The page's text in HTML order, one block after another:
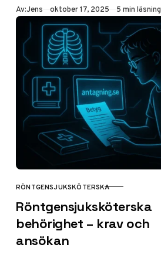
Av:Jens Publicerad
oktober 17, 2025 5 min läsning
KATEGORI
RÖNTGENSJUKSKÖTERSKA
Röntgensjuksköterska
behörighet – krav och
ansökan